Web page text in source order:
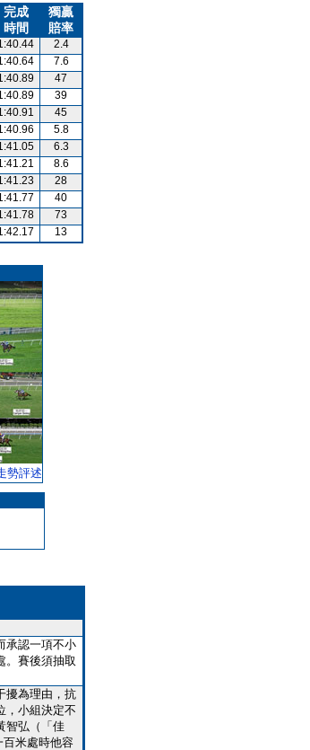
完成
時間
獨贏
賠率
2.4
7.6
47
39
45
5.8
6.3
8.6
28
40
73
13
勢評述
承認一項不小
。賽後須抽取
擾為理由，抗
，小組決定不
智弘（「佳
百米處時他容